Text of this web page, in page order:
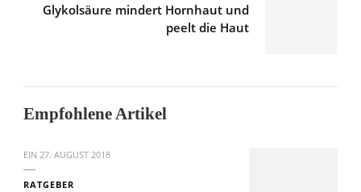
Glykolsäure mindert Hornhaut und
peelt die Haut
Empfohlene Artikel
EIN 27. AUGUST 2018
RATGEBER